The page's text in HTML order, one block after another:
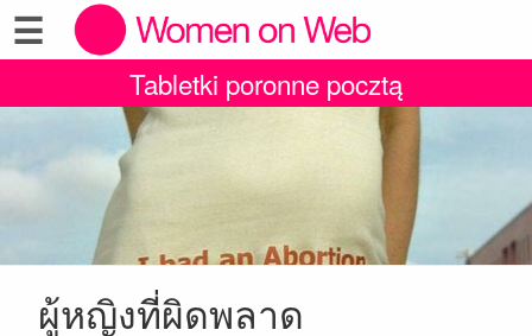
☰
Tabletki poronne pocztą
ผู้หญิงที่ผิดพลาด